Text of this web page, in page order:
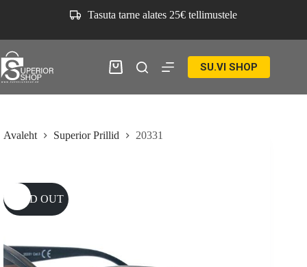
Tasuta tarne alates 25€ tellimustele
Ostukorv SU.VI SHOP
Avaleht Superior Prillid 20331
SOLD OUT